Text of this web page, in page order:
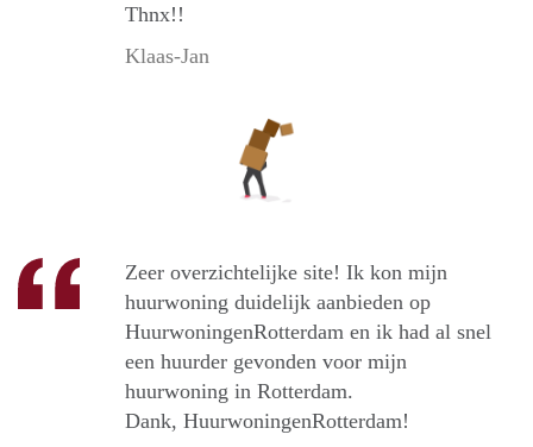
Thnx!!
Klaas-Jan
Zeer overzichtelijke site! Ik kon mijn
huurwoning duidelijk aanbieden op
HuurwoningenRotterdam en ik had al snel
een huurder gevonden voor mijn
huurwoning in Rotterdam.
Dank, HuurwoningenRotterdam!